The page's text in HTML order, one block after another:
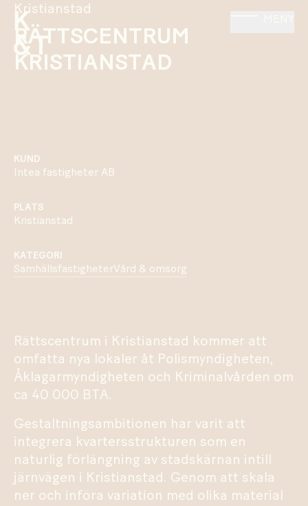
Kristianstad
RÄTTSCENTRUM
KRISTIANSTAD
KUND
Intea fastigheter AB
PLATS
Kristianstad
KATEGORI
SamhällsfastigheterVård & omsorg
Rättscentrum i Kristianstad kommer att
omfatta nya lokaler åt Polismyndigheten,
Åklagarmyndigheten och Kriminalvården om
ca 40 000 BTA.
Gestaltningsambitionen har varit att
integrera kvartersstrukturen som en
naturlig förlängning av stadskärnan intill
järnvägen i Kristianstad. Genom att skala
ner och införa variation med olika material